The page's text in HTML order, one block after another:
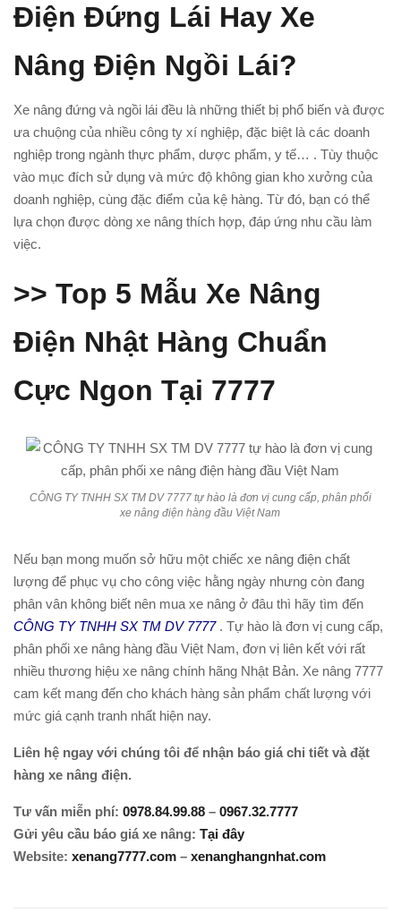
Điện Đứng Lái Hay Xe
Nâng Điện Ngồi Lái?
Xe nâng đứng và ngồi lái đều là những thiết bị phổ biến và được
ưa chuộng của nhiều công ty xí nghiệp, đặc biệt là các doanh
nghiệp trong ngành thực phẩm, dược phẩm, y tế… . Tùy thuộc
vào mục đích sử dụng và mức độ không gian kho xưởng của
doanh nghiệp, cùng đặc điểm của kệ hàng. Từ đó, bạn có thể
lựa chọn được dòng xe nâng thích hợp, đáp ứng nhu cầu làm
việc.
>> Top 5 Mẫu Xe Nâng
Điện Nhật Hàng Chuẩn
Cực Ngon Tại 7777
CÔNG TY TNHH SX TM DV 7777 tự hào là đơn vị cung cấp, phân phối
xe nâng điện hàng đầu Việt Nam
Nếu bạn mong muốn sở hữu một chiếc xe nâng điện chất
lượng để phục vụ cho công việc hằng ngày nhưng còn đang
phân vân không biết nên mua xe nâng ở đâu thì hãy tìm đến
CÔNG TY TNHH SX TM DV 7777. Tự hào là đơn vị cung cấp,
phân phối xe nâng hàng đầu Việt Nam, đơn vị liên kết với rất
nhiều thương hiệu xe nâng chính hãng Nhật Bản. Xe nâng 7777
cam kết mang đến cho khách hàng sản phẩm chất lượng với
mức giá cạnh tranh nhất hiện nay.
Liên hệ ngay với chúng tôi để nhận báo giá chi tiết và đặt
hàng xe nâng điện.
Tư vấn miễn phí: 0978.84.99.88 – 0967.32.7777
Gửi yêu cầu báo giá xe nâng: Tại đây
Website: xenang7777.com – xenanghangnhat.com